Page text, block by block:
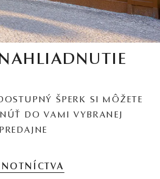
ŠPERK SI MÔŽETE
DO VAMI VYBRANEJ
PREDAJNE